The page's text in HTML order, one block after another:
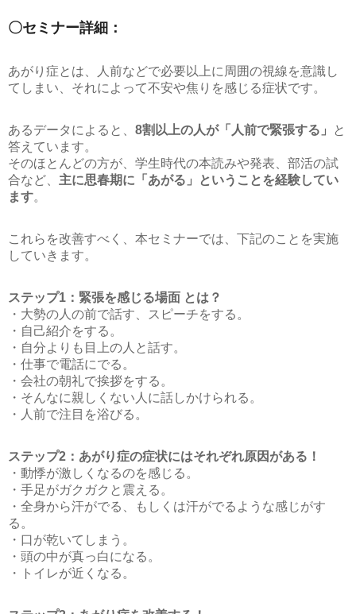
〇セミナー詳細：
あがり症とは、人前などで必要以上に周囲の視線を意識し
てしまい、それによって不安や焦りを感じる症状です。
あるデータによると、 8割以上の人が「人前で緊張する」
と
答えています。
そのほとんどの方が、学生時代の本読みや発表、部活の試
合など、 主に思春期に「あがる」ということを経験してい
ます。
これらを改善すべく、本セミナーでは、下記のことを実施
していきます。
ステップ1：緊張を感じる場面 とは？
・大勢の人の前で話す、スピーチをする。
・自己紹介をする。
・自分よりも目上の人と話す。
・仕事で電話にでる。
・会社の朝礼で挨拶をする。
・そんなに親しくない人に話しかけられる。
・人前で注目を浴びる。
ステップ2：あがり症の症状にはそれぞれ原因がある！
・動悸が激しくなるのを感じる。
・手足がガクガクと震える。
・全身から汗がでる、もしくは汗がでるような感じがす
る。
・口が乾いてしまう。
・頭の中が真っ白になる。
・トイレが近くなる。